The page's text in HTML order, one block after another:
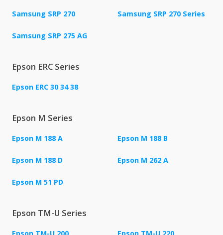
Samsung SRP 270 Samsung SRP 270 Series
Samsung SRP 275 AG
Epson ERC Series
Epson ERC 30 34 38
Epson M Series
Epson M 188 A Epson M 188 B
Epson M 188 D Epson M 262 A
Epson M 51 PD
Epson TM-U Series